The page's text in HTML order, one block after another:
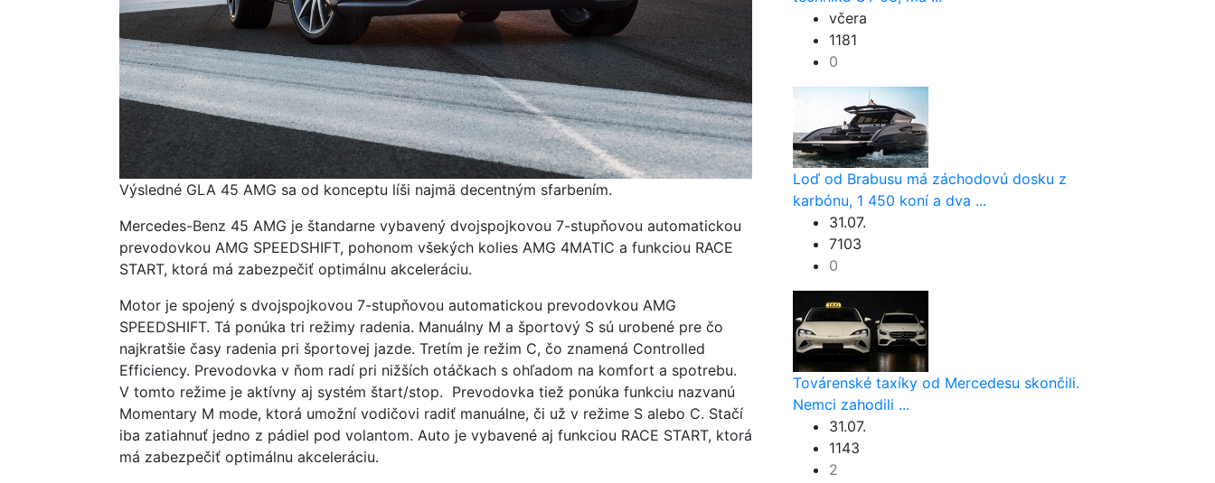
Výsledné GLA 45 AMG sa od konceptu líši najmä decentným sfarbením.
Mercedes-Benz 45 AMG je štandarne vybavený dvojspojkovou 7-stupňovou automatickou
prevodovkou AMG SPEEDSHIFT, pohonom všekých kolies AMG 4MATIC a funkciou RACE
START, ktorá má zabezpečiť optimálnu akceleráciu.
Motor je spojený s dvojspojkovou 7-stupňovou automatickou prevodovkou AMG
SPEEDSHIFT. Tá ponúka tri režimy radenia. Manuálny M a športový S sú urobené pre čo
najkratšie časy radenia pri športovej jazde. Tretím je režim C, čo znamená Controlled
Efficiency. Prevodovka v ňom radí pri nižších otáčkach s ohľadom na komfort a spotrebu.
V tomto režime je aktívny aj systém štart/stop. Prevodovka tiež ponúka funkciu nazvanú
Momentary M mode, ktorá umožní vodičovi radiť manuálne, či už v režime S alebo C. Stačí
iba zatiahnuť jedno z pádiel pod volantom. Auto je vybavené aj funkciou RACE START, ktorá
má zabezpečiť optimálnu akceleráciu.
včera
1181
0
Loď od Brabusu má záchodovú dosku z
karbónu, 1 450 koní a dva ...
31.07.
7103
0
Továrenské taxíky od Mercedesu skončili.
Nemci zahodili ...
31.07.
1143
2